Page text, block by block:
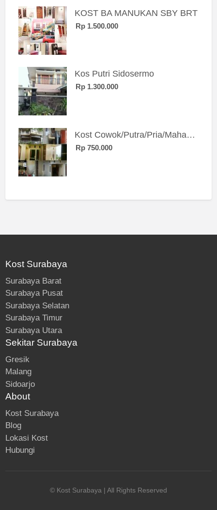
KOST BA MANUKAN SBY BRT
Rp 1.500.000
Kos Putri Sidosermo
Rp 1.300.000
Kost Cowok/Putra/Pria/Mahasiswa/Karyawan SIngle eksklusif bangunan baru
Rp 750.000
Kost Surabaya
Surabaya Barat
Surabaya Pusat
Surabaya Selatan
Surabaya Timur
Surabaya Utara
Sekitar Surabaya
Gresik
Malang
Sidoarjo
About
Kost Surabaya
Blog
Lokasi Kost
Hubungi
© Kost Surabaya | All Rights Reserved